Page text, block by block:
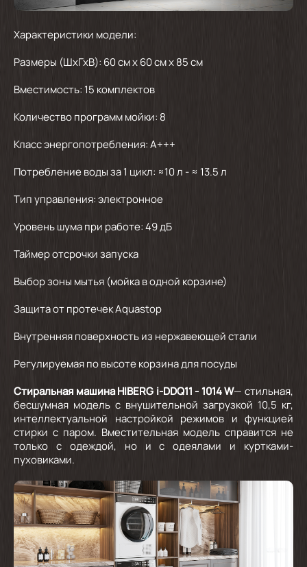
Характеристики модели:
Размеры (ШхГхВ): 60 см х 60 см х 85 см
Вместимость: 15 комплектов
Количество программ мойки: 8
Класс энергопотребления: А+++
Потребление воды за 1 цикл: ≈10 л - ≈ 13.5 л
Тип управления: электронное
Уровень шума при работе: 49 дБ
Таймер отсрочки запуска
Выбор зоны мытья (мойка в одной корзине)
Защита от протечек Aquastop
Внутренняя поверхность из нержавеющей стали
Регулируемая по высоте корзина для посуды
Стиральная машина HIBERG i-DDQ11 - 1014 W— стильная,
бесшумная модель с внушительной загрузкой 10,5 кг,
интеллектуальной настройкой режимов и функцией
стирки с паром. Вместительная модель справится не
только с одеждой, но и с одеялами и куртками-
пуховиками.